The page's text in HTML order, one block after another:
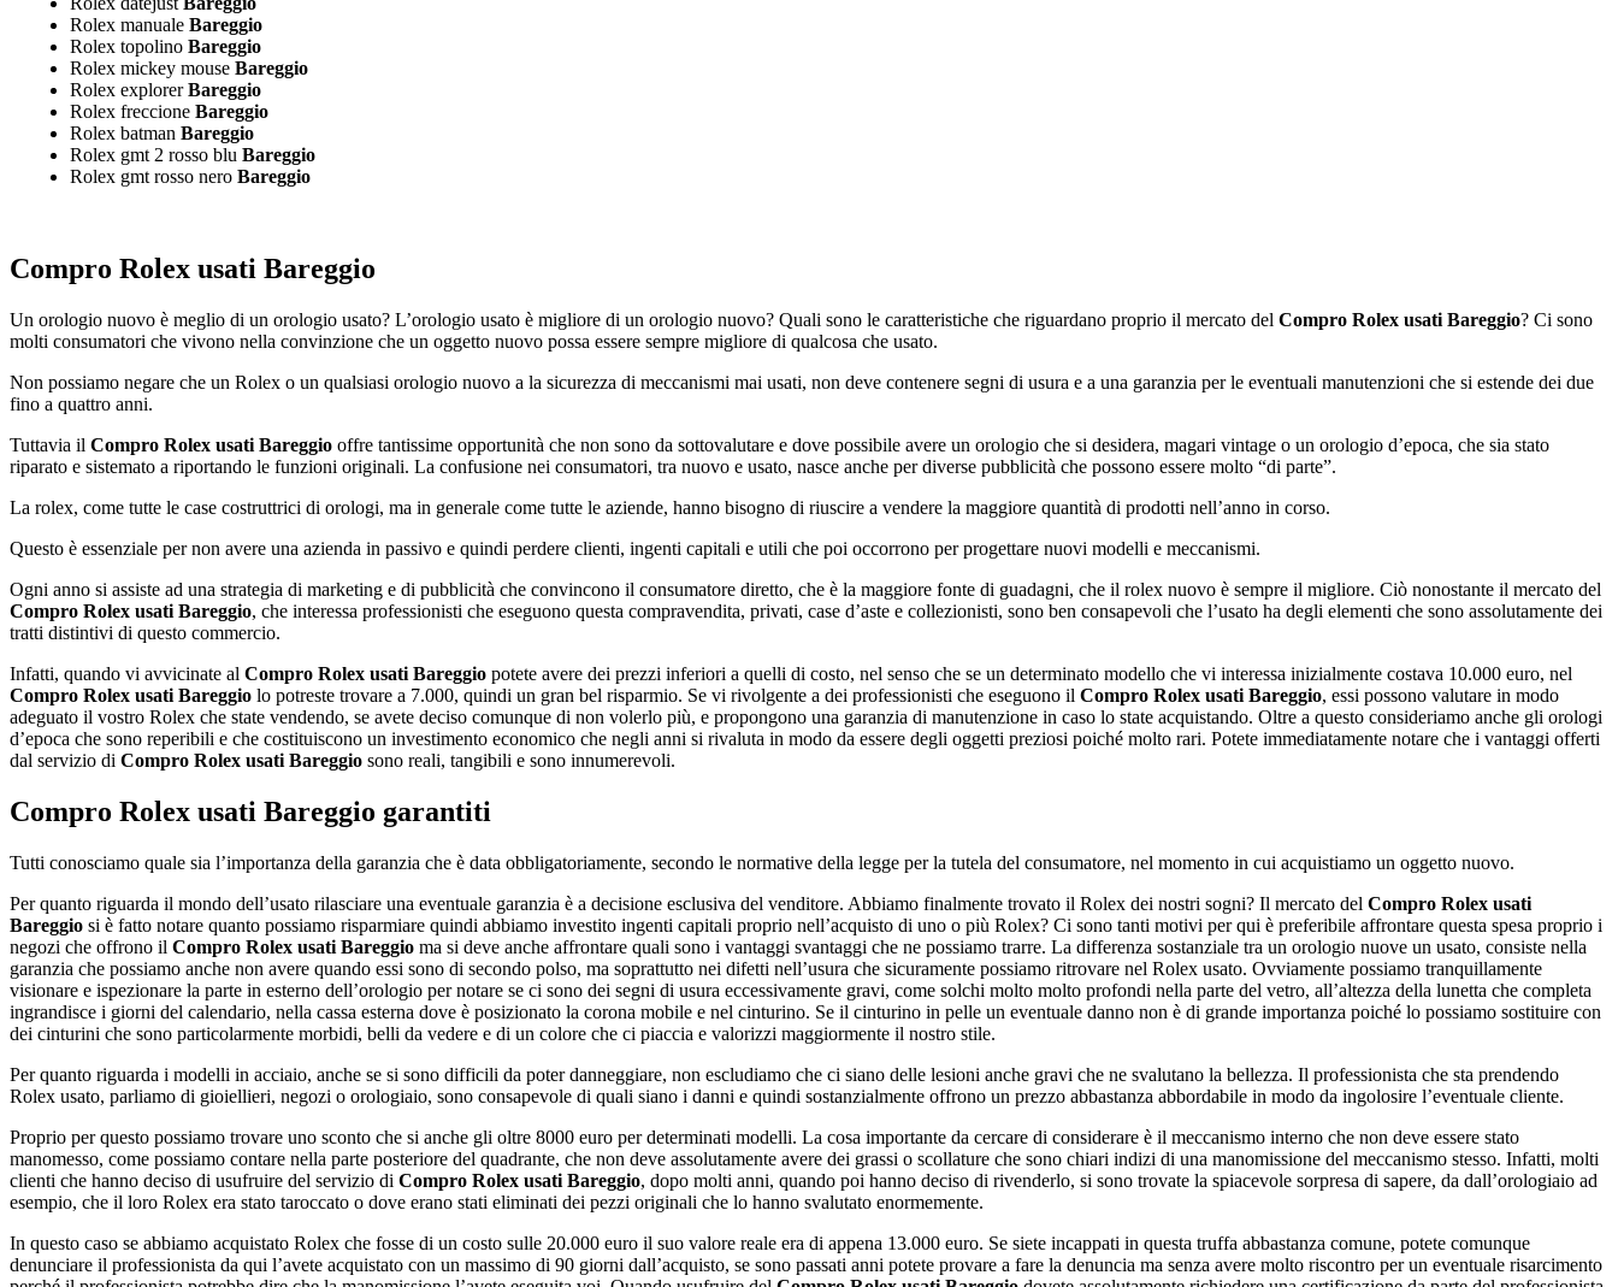
Rolex manuale Bareggio
Rolex topolino Bareggio
Rolex mickey mouse Bareggio
Rolex explorerBareggio
Rolex freccione Bareggio
Rolex batman Bareggio
Rolex gmt 2 rosso blu Bareggio
Rolex gmt rosso nero Bareggio
Compro Rolex usati Bareggio
Un orologio nuovo è meglio di un orologio usato? L’orologio usato è migliore di un orologio nuovo? Quali sono le caratteristiche che riguardano proprio il mercato del Compro Rolex usati Bareggio? Ci sono
molti consumatori che vivono nella convinzione che un oggetto nuovo possa essere sempre migliore di qualcosa che usato.
Non possiamo negare che un Rolex o un qualsiasi orologio nuovo a la sicurezza di meccanismi mai usati, non deve contenere segni di usura e a una garanzia per le eventuali manutenzioni che si estende dei due
fino a quattro anni.
Tuttavia il Compro Rolex usati Bareggio offre tantissime opportunità che non sono da sottovalutare e dove possibile avere un orologio che si desidera, magari vintage o un orologio d’epoca, che sia stato
riparato e sistemato a riportando le funzioni originali. La confusione nei consumatori, tra nuovo e usato, nasce anche per diverse pubblicità che possono essere molto “di parte”.
La rolex, come tutte le case costruttrici di orologi, ma in generale come tutte le aziende, hanno bisogno di riuscire a vendere la maggiore quantità di prodotti nell’anno in corso.
Questo è essenziale per non avere una azienda in passivo e quindi perdere clienti, ingenti capitali e utili che poi occorrono per progettare nuovi modelli e meccanismi.
Ogni anno si assiste ad una strategia di marketing e di pubblicità che convincono il consumatore diretto, che è la maggiore fonte di guadagni, che il rolex nuovo è sempre il migliore. Ciò nonostante il mercato del
Compro Rolex usati Bareggio, che interessa professionisti che eseguono questa compravendita, privati, case d’aste e collezionisti, sono ben consapevoli che l’usato ha degli elementi che sono assolutamente dei
tratti distintivi di questo commercio.
Infatti, quando vi avvicinate al Compro Rolex usati Bareggio potete avere dei prezzi inferiori a quelli di costo, nel senso che se un determinato modello che vi interessa inizialmente costava 10.000 euro, nel
Compro Rolex usati Bareggio lo potreste trovare a 7.000, quindi un gran bel risparmio. Se vi rivolgente a dei professionisti che eseguono il Compro Rolex usati Bareggio, essi possono valutare in modo
adeguato il vostro Rolex che state vendendo, se avete deciso comunque di non volerlo più, e propongono una garanzia di manutenzione in caso lo state acquistando. Oltre a questo consideriamo anche gli orologi
d’epoca che sono reperibili e che costituiscono un investimento economico che negli anni si rivaluta in modo da essere degli oggetti preziosi poiché molto rari. Potete immediatamente notare che i vantaggi offerti
dal servizio di Compro Rolex usati Bareggio sono reali, tangibili e sono innumerevoli.
Compro Rolex usati Bareggio garantiti
Tutti conosciamo quale sia l’importanza della garanzia che è data obbligatoriamente, secondo le normative della legge per la tutela del consumatore, nel momento in cui acquistiamo un oggetto nuovo.
Per quanto riguarda il mondo dell’usato rilasciare una eventuale garanzia è a decisione esclusiva del venditore. Abbiamo finalmente trovato il Rolex dei nostri sogni? Il mercato del Compro Rolex usati
Bareggio si è fatto notare quanto possiamo risparmiare quindi abbiamo investito ingenti capitali proprio nell’acquisto di uno o più Rolex? Ci sono tanti motivi per qui è preferibile affrontare questa spesa proprio i
negozi che offrono il Compro Rolex usati Bareggio ma si deve anche affrontare quali sono i vantaggi svantaggi che ne possiamo trarre. La differenza sostanziale tra un orologio nuove un usato, consiste nella
garanzia che possiamo anche non avere quando essi sono di secondo polso, ma soprattutto nei difetti nell’usura che sicuramente possiamo ritrovare nel Rolex usato. Ovviamente possiamo tranquillamente
visionare e ispezionare la parte in esterno dell’orologio per notare se ci sono dei segni di usura eccessivamente gravi, come solchi molto molto profondi nella parte del vetro, all’altezza della lunetta che completa
ingrandisce i giorni del calendario, nella cassa esterna dove è posizionato la corona mobile e nel cinturino. Se il cinturino in pelle un eventuale danno non è di grande importanza poiché lo possiamo sostituire con
dei cinturini che sono particolarmente morbidi, belli da vedere e di un colore che ci piaccia e valorizzi maggiormente il nostro stile.
Per quanto riguarda i modelli in acciaio, anche se si sono difficili da poter danneggiare, non escludiamo che ci siano delle lesioni anche gravi che ne svalutano la bellezza. Il professionista che sta prendendo
Rolex usato, parliamo di gioiellieri, negozi o orologiaio, sono consapevole di quali siano i danni e quindi sostanzialmente offrono un prezzo abbastanza abbordabile in modo da ingolosire l’eventuale cliente.
Proprio per questo possiamo trovare uno sconto che si anche gli oltre 8000 euro per determinati modelli. La cosa importante da cercare di considerare è il meccanismo interno che non deve essere stato
manomesso, come possiamo contare nella parte posteriore del quadrante, che non deve assolutamente avere dei grassi o scollature che sono chiari indizi di una manomissione del meccanismo stesso. Infatti, molti
clienti che hanno deciso di usufruire del servizio di Compro Rolex usati Bareggio, dopo molti anni, quando poi hanno deciso di rivenderlo, si sono trovate la spiacevole sorpresa di sapere, da dall’orologiaio ad
esempio, che il loro Rolex era stato taroccato o dove erano stati eliminati dei pezzi originali che lo hanno svalutato enormemente.
In questo caso se abbiamo acquistato Rolex che fosse di un costo sulle 20.000 euro il suo valore reale era di appena 13.000 euro. Se siete incappati in questa truffa abbastanza comune, potete comunque
denunciare il professionista da qui l’avete acquistato con un massimo di 90 giorni dall’acquisto, se sono passati anni potete provare a fare la denuncia ma senza avere molto riscontro per un eventuale risarcimento